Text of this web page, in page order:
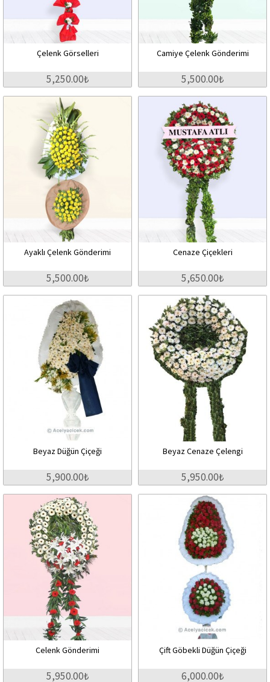
Çelenk Görselleri
5,250.00₺
Camiye Çelenk Gönderimi
5,500.00₺
Ayaklı Çelenk Gönderimi
5,500.00₺
Cenaze Çiçekleri
5,650.00₺
Beyaz Düğün Çiçeği
5,900.00₺
Beyaz Cenaze Çelengi
5,950.00₺
Celenk Gönderimi
5,950.00₺
Çift Göbekli Düğün Çiçeği
6,000.00₺